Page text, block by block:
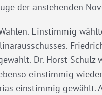
der anstehenden
Einstimmig
Dr. Horst Schulz
einstimmig
einstimmig gewählt.